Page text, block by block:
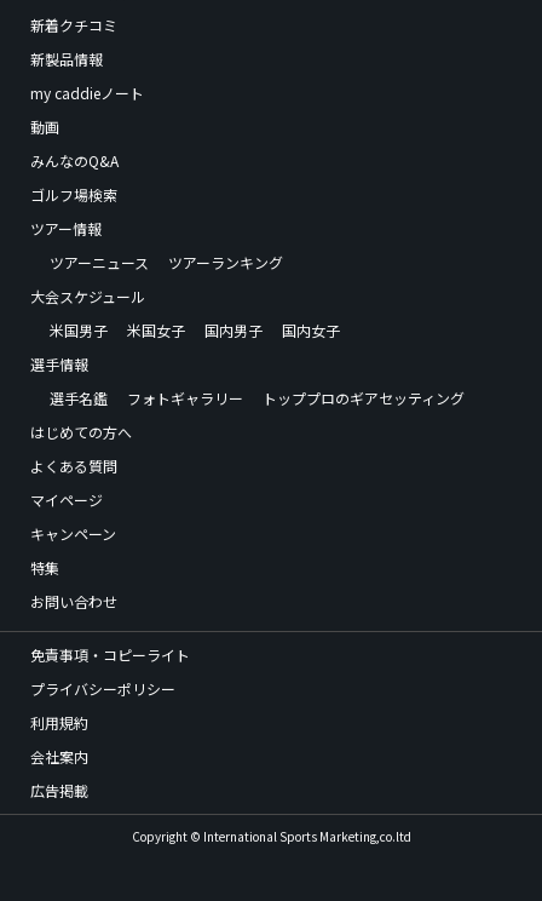
新着クチコミ
新製品情報
my caddieノート
動画
みんなのQ&A
ゴルフ場検索
ツアー情報
ツアーニュース
ツアーランキング
大会スケジュール
米国男子
米国女子 国内男子
国内女子
選手情報
選手名鑑
フォトギャラリー
トッププロのギアセッティング
はじめての方へ
よくある質問
マイページ
キャンペーン
特集
お問い合わせ
免責事項・コピーライト
プライバシーポリシー
利用規約
会社案内
広告掲載
Copyright © International Sports Marketing,co.ltd